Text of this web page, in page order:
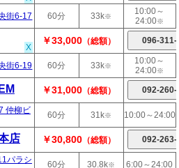
街6-17 60分 33k※
10:00～
24:00※
X
￥33,000 （総額）
街6-19 60分 33k※
10:00～
24:00※
￥31,000 （総額）
仲柳ビ
60分 31k※ 10:00～24:00
店 ￥30,800 （総額）
パラシ
60分 30.8k※ 6:00～24:00